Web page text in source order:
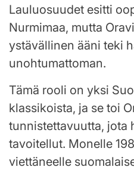
Lauluosuudet esitti
Nurmimaa, mutta
ystävällinen ääni teki
unohtumattoman.
Tämä rooli on yksi
klassikoista, ja se toi
tunnistettavuutta, jota
tavoitellut. Monelle
viettäneelle